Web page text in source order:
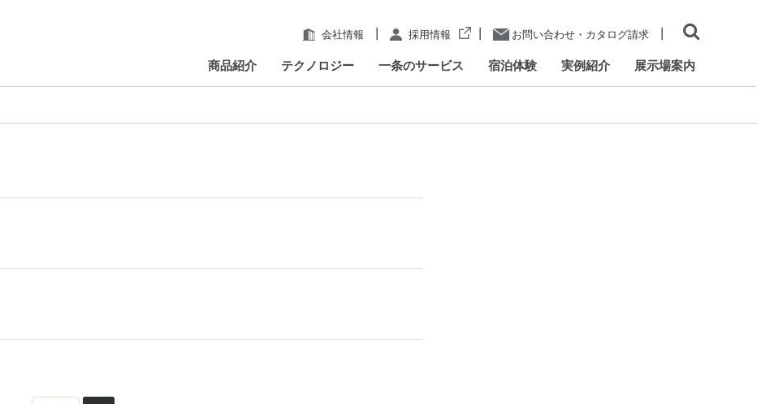
会社情報 採用情報 お問い合わせ・カタログ請求
商品紹介 テクノロジー 一条のサービス 宿泊体験 実例紹介 展示場案内